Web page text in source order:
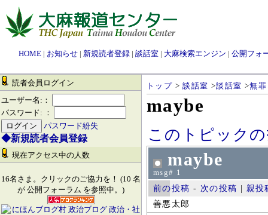
HOME | お知らせ | 新規読者登録 | 談話室 | 大麻検索エンジン | 公開フォ
読者会員ログイン
ユーザー名:：
パスワード: ：
パスワード紛失
◆新規読者会員登録
現在アクセス中の人数
16名さま。クリックのご協力を！ (10 名
が 公開フォーラム を参照中。)
トップ >談話室 >談話室 >無罪
maybe
このトピック
maybe
msg# 1
前の投稿 - 次の投稿
親投
善悪太郎